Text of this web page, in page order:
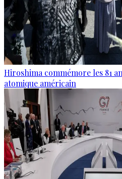
Hiroshima commémore les 81
atomique américain